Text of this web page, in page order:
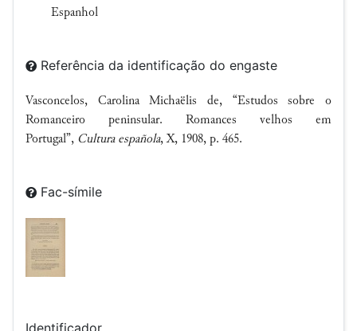
Espanhol
Referência da identificação do engaste
Vasconcelos, Carolina Michaëlis de, “Estudos sobre o
Romanceiro peninsular. Romances velhos em
Portugal”, Cultura española, X, 1908, p. 465.
Fac-símile